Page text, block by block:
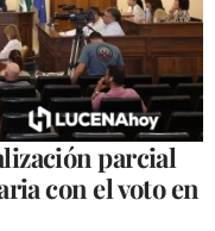
parcial
con el voto en